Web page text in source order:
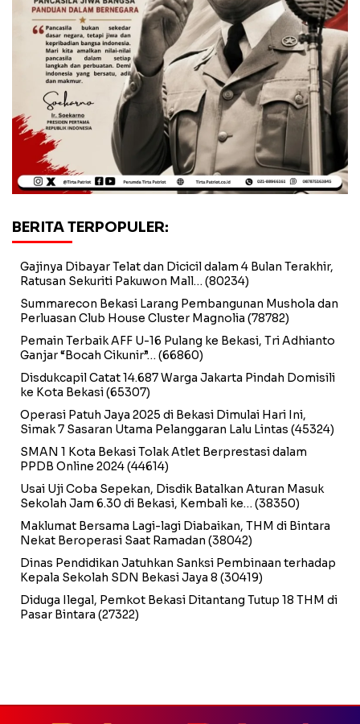
BERITA TERPOPULER:
Gajinya Dibayar Telat dan Dicicil dalam 4 Bulan Terakhir,
Ratusan Sekuriti Pakuwon Mall… (80234)
Summarecon Bekasi Larang Pembangunan Mushola dan
Perluasan Club House Cluster Magnolia (78782)
Pemain Terbaik AFF U-16 Pulang ke Bekasi, Tri Adhianto
Ganjar “Bocah Cikunir”… (66860)
Disdukcapil Catat 14.687 Warga Jakarta Pindah Domisili
ke Kota Bekasi(65307)
Operasi Patuh Jaya 2025 di Bekasi Dimulai Hari Ini,
Simak 7 Sasaran Utama Pelanggaran Lalu Lintas (45324)
SMAN 1 Kota Bekasi Tolak Atlet Berprestasi dalam
PPDB Online 2024(44614)
Usai Uji Coba Sepekan, Disdik Batalkan Aturan Masuk
Sekolah Jam 6.30 di Bekasi, Kembali ke… (38350)
Maklumat Bersama Lagi-lagi Diabaikan, THM di Bintara
Nekat Beroperasi Saat Ramadan (38042)
Dinas Pendidikan Jatuhkan Sanksi Pembinaan terhadap
Kepala Sekolah SDN Bekasi Jaya 8 (30419)
Diduga Ilegal, Pemkot Bekasi Ditantang Tutup 18 THM di
Pasar Bintara (27322)